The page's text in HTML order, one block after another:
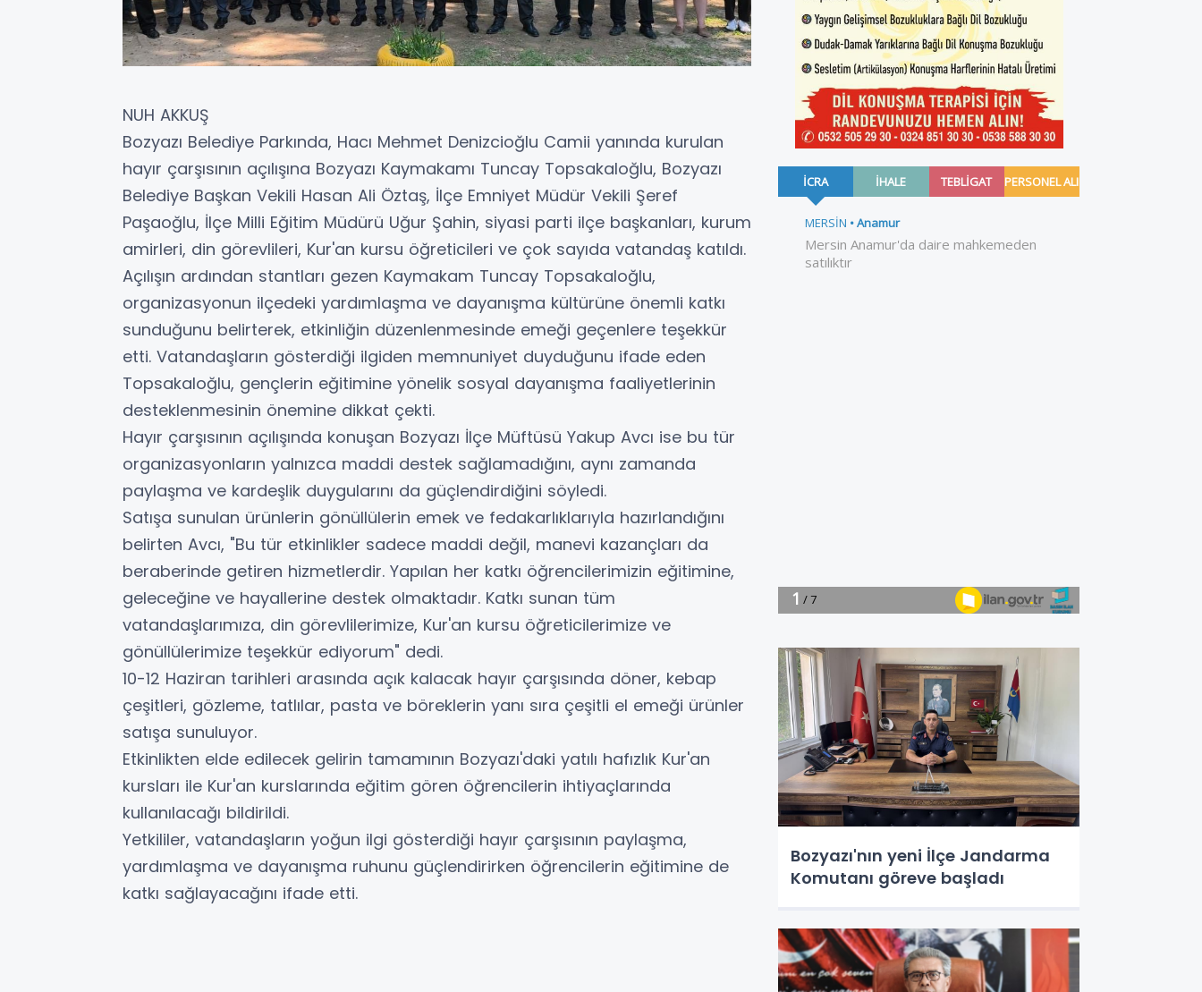
NUH AKKUŞ
Bozyazı Belediye Parkında, Hacı Mehmet Denizcioğlu Camii yanında kurulan
hayır çarşısının açılışına Bozyazı Kaymakamı Tuncay Topsakaloğlu, Bozyazı
Belediye Başkan Vekili Hasan Ali Öztaş, İlçe Emniyet Müdür Vekili Şeref
Paşaoğlu, İlçe Milli Eğitim Müdürü Uğur Şahin, siyasi parti ilçe başkanları, kurum
amirleri, din görevlileri, Kur'an kursu öğreticileri ve çok sayıda vatandaş katıldı.
Açılışın ardından stantları gezen Kaymakam Tuncay Topsakaloğlu,
organizasyonun ilçedeki yardımlaşma ve dayanışma kültürüne önemli katkı
sunduğunu belirterek, etkinliğin düzenlenmesinde emeği geçenlere teşekkür
etti. Vatandaşların gösterdiği ilgiden memnuniyet duyduğunu ifade eden
Topsakaloğlu, gençlerin eğitimine yönelik sosyal dayanışma faaliyetlerinin
desteklenmesinin önemine dikkat çekti.
Hayır çarşısının açılışında konuşan Bozyazı İlçe Müftüsü Yakup Avcı ise bu tür
organizasyonların yalnızca maddi destek sağlamadığını, aynı zamanda
paylaşma ve kardeşlik duygularını da güçlendirdiğini söyledi.
Satışa sunulan ürünlerin gönüllülerin emek ve fedakarlıklarıyla hazırlandığını
belirten Avcı, "Bu tür etkinlikler sadece maddi değil, manevi kazançları da
beraberinde getiren hizmetlerdir. Yapılan her katkı öğrencilerimizin eğitimine,
geleceğine ve hayallerine destek olmaktadır. Katkı sunan tüm
vatandaşlarımıza, din görevlilerimize, Kur'an kursu öğreticilerimize ve
gönüllülerimize teşekkür ediyorum" dedi.
10-12 Haziran tarihleri arasında açık kalacak hayır çarşısında döner, kebap
çeşitleri, gözleme, tatlılar, pasta ve böreklerin yanı sıra çeşitli el emeği ürünler
satışa sunuluyor.
Etkinlikten elde edilecek gelirin tamamının Bozyazı'daki yatılı hafızlık Kur'an
kursları ile Kur'an kurslarında eğitim gören öğrencilerin ihtiyaçlarında
kullanılacağı bildirildi.
Yetkililer, vatandaşların yoğun ilgi gösterdiği hayır çarşısının paylaşma,
yardımlaşma ve dayanışma ruhunu güçlendirirken öğrencilerin eğitimine de
katkı sağlayacağını ifade etti.
Bozyazı'nın yeni İlçe Jandarma
Komutanı göreve başladı